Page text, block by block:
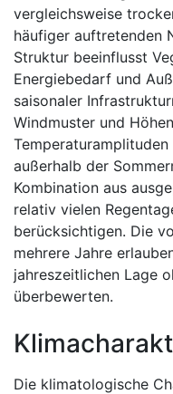
vergleichsweise
häufiger auftretenden
Struktur beeinflusst
Energiebedarf und
saisonaler
Windmuster und
außerhalb der
Kombination aus
relativ vielen
berücksichtigen. Die
mehrere Jahre
jahreszeitlichen Lage
überbewerten.
Die klimatologische